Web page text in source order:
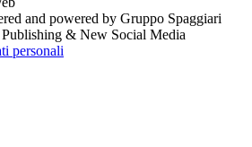
and powered by Gruppo Spaggiari
& New Social Media
personali